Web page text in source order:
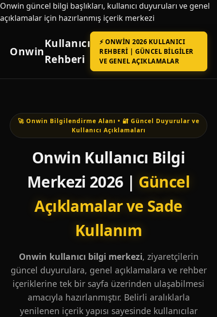
Onwin güncel bilgi başlıkları, kullanıcı duyuruları ve genel
açıklamalar için hazırlanmış içerik merkezi
Onwin
Kullanıcı
Rehberi
⚡ ONWIN 2026 KULLANICI
REHBERI | GÜNCEL BILGILER
VE GENEL AÇIKLAMALAR
🚀 Onwin Bilgilendirme Alanı • 🔐 Güncel Duyurular ve
Kullanıcı Açıklamaları
Onwin Kullanıcı Bilgi
Merkezi 2026 | Güncel
Açıklamalar ve Sade
Kullanım
Onwin kullanıcı bilgi merkezi, ziyaretçilerin
güncel duyurulara, genel açıklamalara ve rehber
içeriklerine tek bir sayfa üzerinden ulaşabilmesi
amacıyla hazırlanmıştır. Belirli aralıklarla
yenilenen içerik yapısı sayesinde kullanıcılar